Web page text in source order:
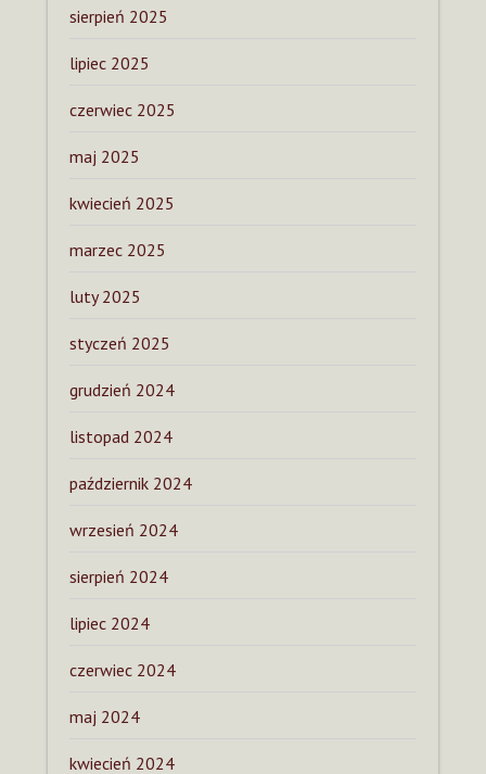
sierpień 2025
lipiec 2025
czerwiec 2025
maj 2025
kwiecień 2025
marzec 2025
luty 2025
styczeń 2025
grudzień 2024
listopad 2024
październik 2024
wrzesień 2024
sierpień 2024
lipiec 2024
czerwiec 2024
maj 2024
kwiecień 2024